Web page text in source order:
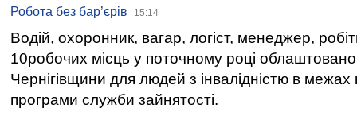
Робота без бар’єрів 15:14
Водій, охоронник, вагар, логіст, менеджер,
10робочих місць у поточному році
Чернігівщини для людей з інвалідністю в межах
програми служби зайнятості.